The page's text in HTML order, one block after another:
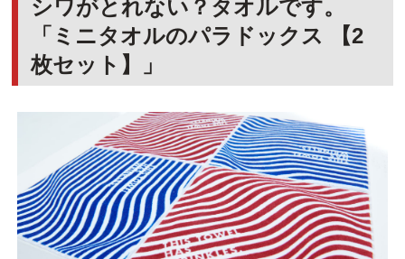
シワがとれない？タオルです。
「ミニタオルのパラドックス 【2
枚セット】」